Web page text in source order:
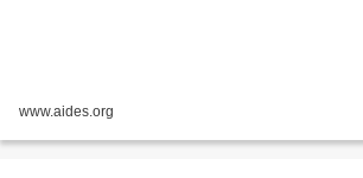
www.aides.org